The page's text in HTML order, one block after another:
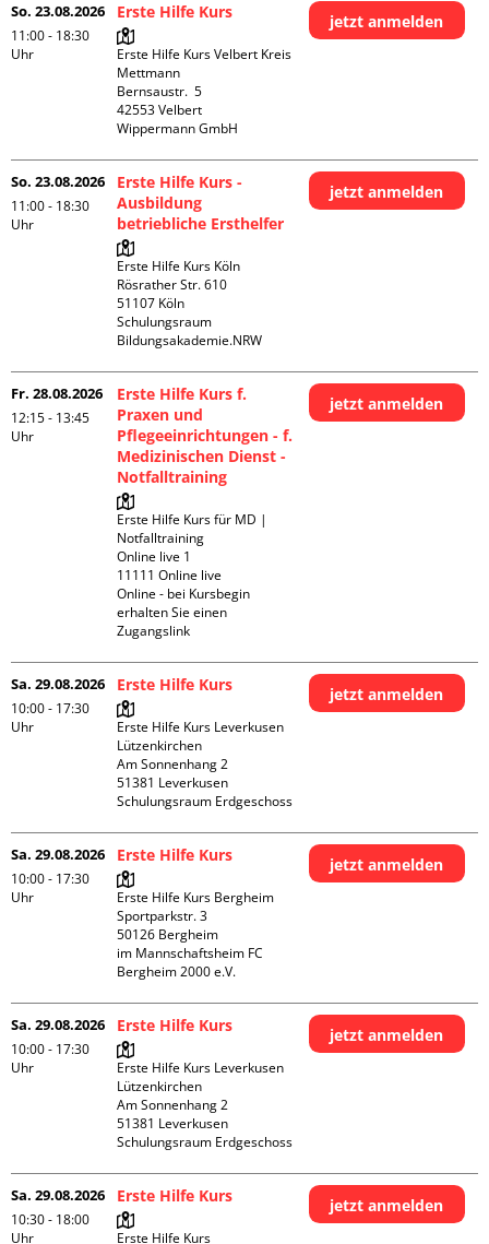
So. 23.08.2026
11:00 - 18:30
Uhr
Erste Hilfe Kurs
Erste Hilfe Kurs Velbert Kreis
Mettmann
Bernsaustr.  5
42553 Velbert
Wippermann GmbH
jetzt anmelden
So. 23.08.2026
11:00 - 18:30
Uhr
Erste Hilfe Kurs -
Ausbildung
betriebliche Ersthelfer
Erste Hilfe Kurs Köln
Rösrather Str. 610
51107 Köln
Schulungsraum
Bildungsakademie.NRW
jetzt anmelden
Fr. 28.08.2026
12:15 - 13:45
Uhr
Erste Hilfe Kurs f.
Praxen und
Pflegeeinrichtungen - f.
Medizinischen Dienst -
Notfalltraining
Erste Hilfe Kurs für MD |
Notfalltraining
Online live 1
11111 Online live
Online - bei Kursbegin
erhalten Sie einen
Zugangslink
jetzt anmelden
Sa. 29.08.2026
10:00 - 17:30
Uhr
Erste Hilfe Kurs
Erste Hilfe Kurs Leverkusen
Lützenkirchen
Am Sonnenhang 2
51381 Leverkusen
Schulungsraum Erdgeschoss
jetzt anmelden
Sa. 29.08.2026
10:00 - 17:30
Uhr
Erste Hilfe Kurs
Erste Hilfe Kurs Bergheim
Sportparkstr. 3
50126 Bergheim
im Mannschaftsheim FC
Bergheim 2000 e.V.
jetzt anmelden
Sa. 29.08.2026
10:00 - 17:30
Uhr
Erste Hilfe Kurs
Erste Hilfe Kurs Leverkusen
Lützenkirchen
Am Sonnenhang 2
51381 Leverkusen
Schulungsraum Erdgeschoss
jetzt anmelden
Sa. 29.08.2026
10:30 - 18:00
Uhr
Erste Hilfe Kurs
Erste Hilfe Kurs
jetzt anmelden